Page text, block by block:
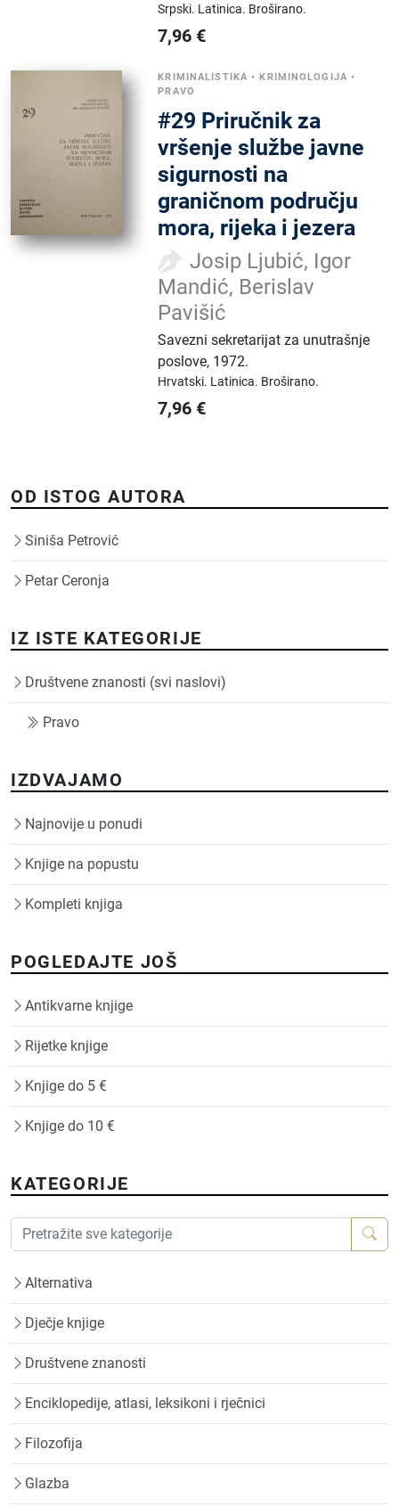
Srpski. Latinica. Broširano.
7,96 €
KRIMINALISTIKA •KRIMINOLOGIJA •
PRAVO
#29 Priručnik za
vršenje službe javne
sigurnosti na
graničnom području
mora, rijeka i jezera
Josip Ljubić, Igor
Mandić, Berislav
Pavišić
Savezni sekretarijat za unutrašnje
poslove, 1972.
Hrvatski. Latinica. Broširano.
7,96 €
OD ISTOG AUTORA
Siniša Petrović
Petar Ceronja
IZ ISTE KATEGORIJE
Društvene znanosti (svi naslovi)
Pravo
IZDVAJAMO
Najnovije u ponudi
Knjige na popustu
Kompleti knjiga
POGLEDAJTE JOŠ
Antikvarne knjige
Rijetke knjige
Knjige do 5 €
Knjige do 10 €
KATEGORIJE
Alternativa
Dječje knjige
Društvene znanosti
Enciklopedije, atlasi, leksikoni i rječnici
Filozofija
Glazba